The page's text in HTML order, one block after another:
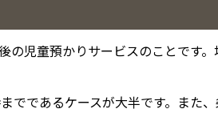
児童預かりサービスのことです
であるケースが大半です。また